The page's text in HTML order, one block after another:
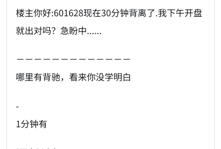
楼主你好:601628现在30分钟背离了.我下午开盘
就出对吗？急盼中......
－－－－－－－－－－－－－
哪里有背驰，看来你没学明白
-
1分钟有